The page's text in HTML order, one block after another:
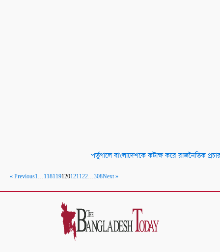
পর্তুগালে বাংলাদেশকে কটাক্ষ করে রাজনৈতিক
« Previous1…118119120121122…308Next »